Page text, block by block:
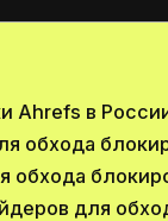
Ahrefs в
обхода
обхода
для